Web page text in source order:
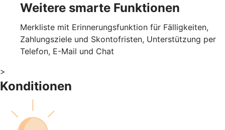
Weitere smarte Funktionen
Merkliste mit Erinnerungsfunktion für Fälligkeiten,
Zahlungsziele und Skontofristen, Unterstützung per
Telefon, E-Mail und Chat
>
Konditionen